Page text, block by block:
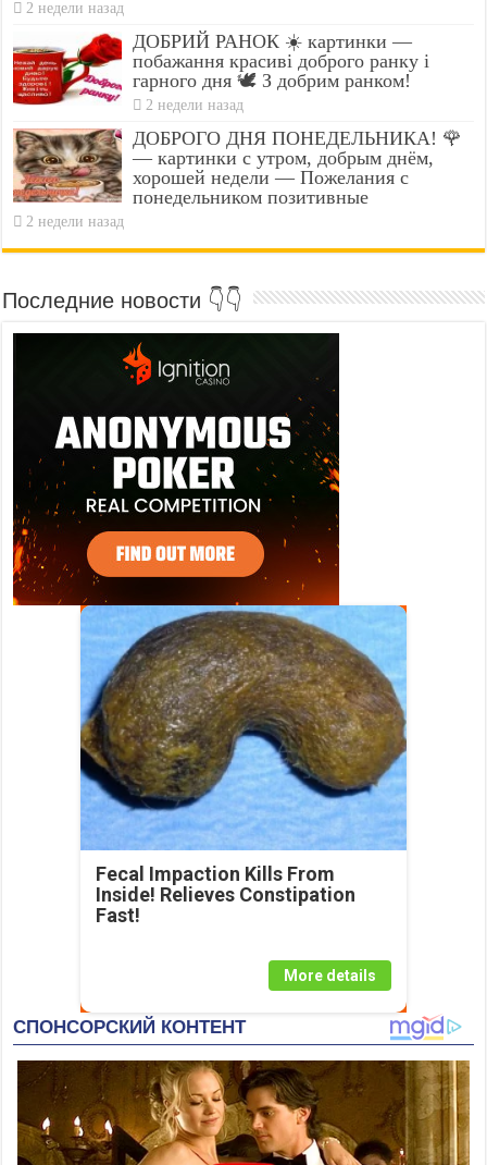
2 недели назад
ДОБРИЙ РАНОК ☀️ картинки —
побажання красиві доброго ранку і
гарного дня 🕊️ З добрим ранком!
2 недели назад
ДОБРОГО ДНЯ ПОНЕДЕЛЬНИКА! 🌹
— картинки с утром, добрым днём,
хорошей недели — Пожелания с
понедельником позитивные
2 недели назад
Последние новости 👇👇
Fecal Impaction Kills From
Inside! Relieves Constipation
Fast!
More details